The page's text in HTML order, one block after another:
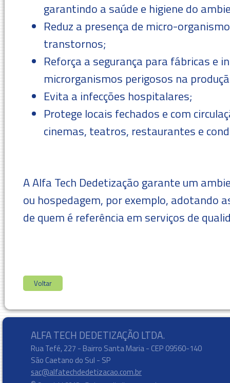
garantindo a saúde e higiene do
Reduz a presença de micro-
transtornos;
Reforça a segurança para fábricas e
microrganismos perigosos na
Evita a infecções hospitalares;
Protege locais fechados e com
cinemas, teatros, restaurantes e
A Alfa Tech Dedetização garante um
ou hospedagem, por exemplo, adotando
de quem é referência em serviços de
ALFA TECH DEDETIZAÇÃO LTDA.
Rua Tefé, 227 - Bairro Santa Maria - CEP 09560-140
São Caetano do Sul - SP
sac@alfatechdedetizacao.com.br